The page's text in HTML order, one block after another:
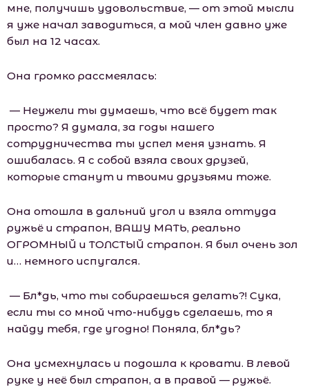
мне, получишь удовольствие, — от этой мысли
я уже начал заводиться, а мой член давно уже
был на 12 часах.
Она громко рассмеялась:
— Неужели ты думаешь, что всё будет так
просто? Я думала, за годы нашего
сотрудничества ты успел меня узнать. Я
ошибалась. Я с собой взяла своих друзей,
которые станут и твоими друзьями тоже.
Она отошла в дальний угол и взяла оттуда
ружьё и страпон, ВАШУ МАТЬ, реально
ОГРОМНЫЙ и ТОЛСТЫЙ страпон. Я был очень зол
и… немного испугался.
— Бл*дь, что ты собираешься делать?! Сука,
если ты со мной что-нибудь сделаешь, то я
найду тебя, где угодно! Поняла, бл*дь?
Она усмехнулась и подошла к кровати. В левой
руке у неё был страпон, а в правой — ружьё.